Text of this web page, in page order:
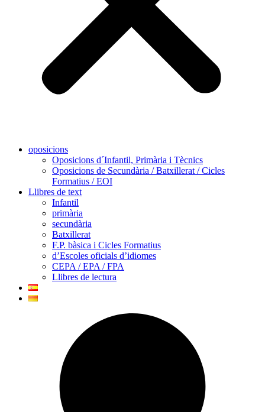
oposicions
Oposicions d´Infantil, Primària i Tècnics
Oposicions de Secundària / Batxillerat / Cicles
Formatius / EOI
Llibres de text
Infantil
primària
secundària
Batxillerat
F.P. bàsica i Cicles Formatius
d’Escoles oficials d’idiomes
CEPA / EPA / FPA
Llibres de lectura